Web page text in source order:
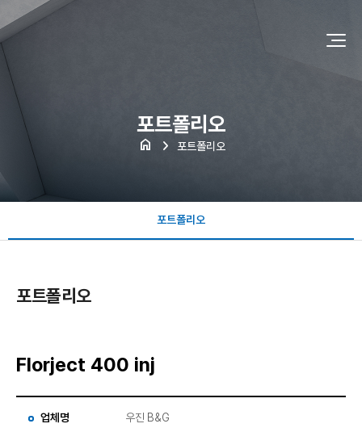
포트폴리오
home 포트폴리오
포트폴리오
포트폴리오
Florject 400 inj
업체명 우진 B&G